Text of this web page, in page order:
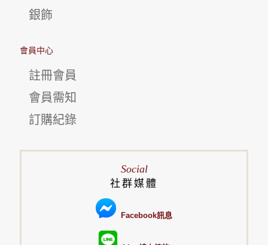
銀飾
會員中心
註冊會員
會員需知
訂購紀錄
Social
社群媒體
Facebook訊息